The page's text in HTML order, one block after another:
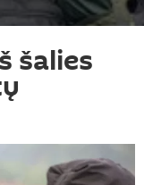
šalies